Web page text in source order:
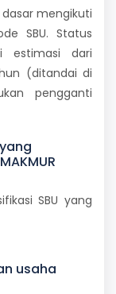
mengikuti
SBU. Status
estimasi dari
(ditandai di
pengganti
SBU yang
usaha